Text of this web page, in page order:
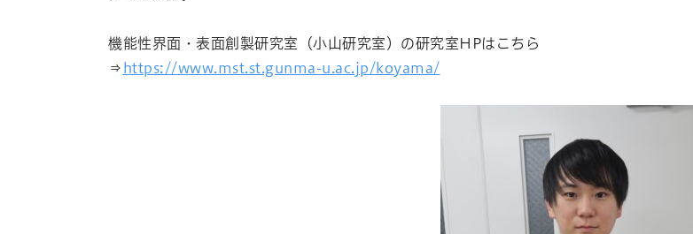
機能性界面・表面創製研究室（小山研究室）の研究室HPはこちら
⇒ https://www.mst.st.gunma-u.ac.jp/koyama/